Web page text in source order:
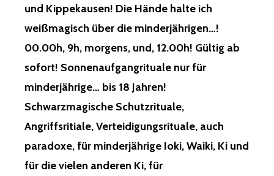
und Kippekausen! Die Hände halte ich
weißmagisch über die minderjährigen…!
00.00h, 9h, morgens, und, 12.00h! Gültig ab
sofort! Sonnenaufgangrituale nur für
minderjährige… bis 18 Jahren!
Schwarzmagische Schutzrituale,
Angriffsritiale, Verteidigungsrituale, auch
paradoxe, für minderjährige Ioki, Waiki, Ki und
für die vielen anderen Ki, für